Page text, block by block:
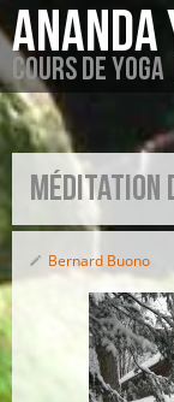
Ananda
Cours de Yoga
Méditation
Bernard Buono